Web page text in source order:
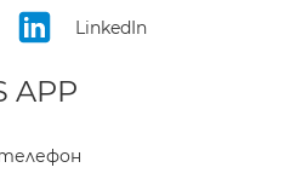
LinkedIn
APP